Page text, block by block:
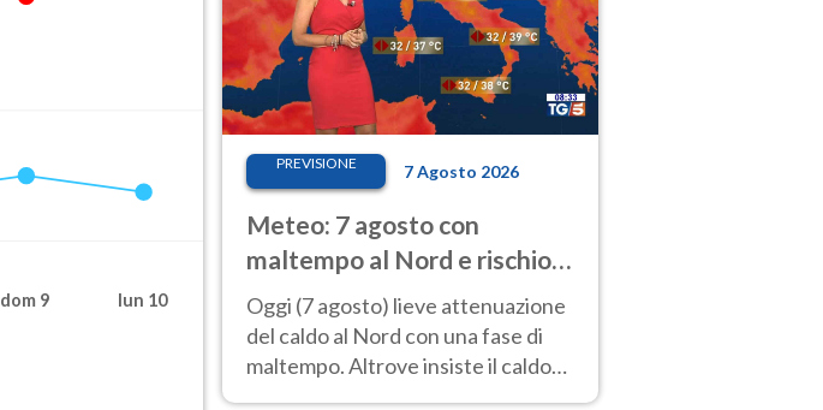
dom 9 lun 10
PREVISIONE 7 Agosto 2026
Meteo: 7 agosto con
maltempo al Nord e rischio
nubifragi. Altrove caldo
estremo
Oggi (7 agosto) lieve attenuazione
del caldo al Nord con una fase di
maltempo. Altrove insiste il caldo